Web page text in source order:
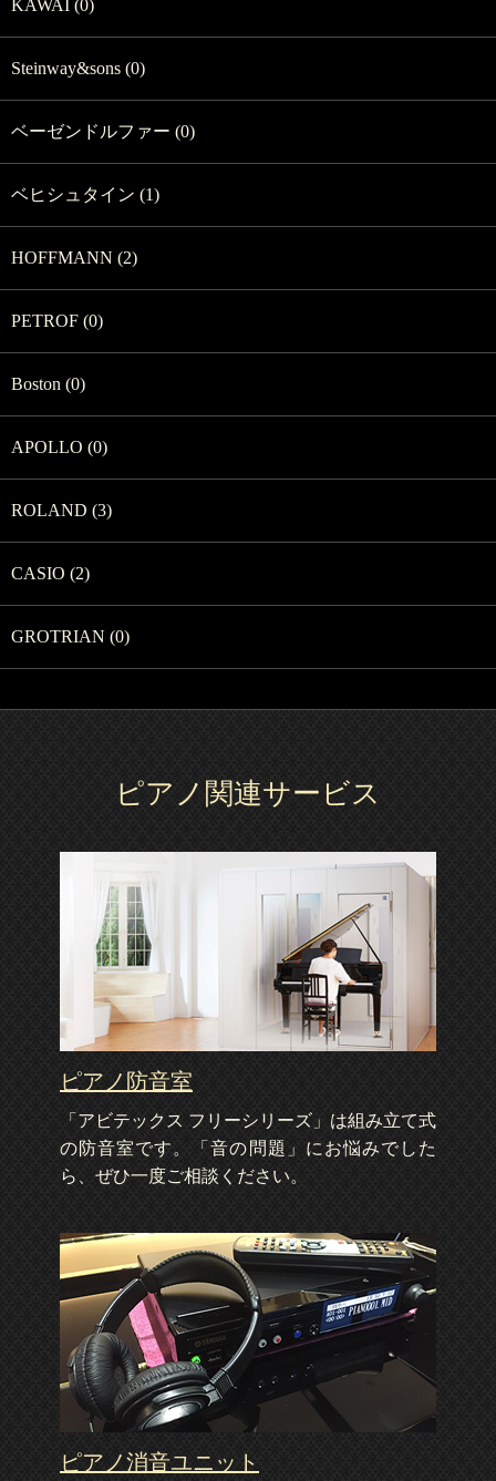
KAWAI (0)
Steinway&sons (0)
ベーゼンドルファー (0)
ベヒシュタイン (1)
HOFFMANN (2)
PETROF (0)
Boston (0)
APOLLO (0)
ROLAND (3)
CASIO (2)
GROTRIAN (0)
ピアノ関連サービス
ピアノ防音室
「アビテックス フリーシリーズ」は組み立て式
の防音室です。「音の問題」にお悩みでした
ら、ぜひ一度ご相談ください。
ピアノ消音ユニット